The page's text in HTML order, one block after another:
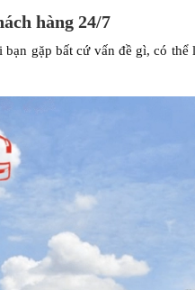
hàng 24/7
gặp bất cứ vấn đề gì, có